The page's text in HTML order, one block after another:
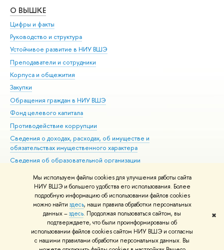
Мы используем файлы cookies для улучшения работы сайта
НИУ ВШЭ и большего удобства его использования. Более
подробную информацию об использовании файлов cookies
можно найти здесь, наши правила обработки персональных
данных –здесь. Продолжая пользоваться сайтом, вы
подтверждаете, что были проинформированы об
использовании файлов cookies сайтом НИУ ВШЭ и согласны
с нашими правилами обработки персональных данных. Вы
✖
О ВЫШКЕ
Цифры и факты
Руководство и структура
Устойчивое развитие в НИУ ВШЭ
Преподаватели и сотрудники
Корпуса и общежития
Закупки
Обращения граждан в НИУ ВШЭ
Фонд целевого капитала
Противодействие коррупции
Сведения о доходах, расходах, об имуществе и
обязательствах имущественного характера
Сведения об образовательной организации
Людям с ограниченными возможностями здоровья
Единая платежная страница
Работа в Вышке
© НИУ ВШЭ 1993–2026 Адреса и контакты Условия использования
материалов Политика конфиденциальности Карта сайта